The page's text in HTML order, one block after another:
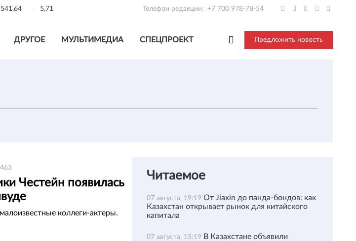
541,64 5,71 Телефон редакции: +7 700 978-78-54
ДРУГОЕ МУЛЬТИМЕДИА СПЕЦПРОЕКТ Предложить новость
Честейн появилась
коллеги-актеры.
Читаемое
07 августа, 19:19 От Jiaxin до панда-бондов: как
Казахстан открывает рынок для китайского
капитала
07 августа, 15:19 В Казахстане объявили